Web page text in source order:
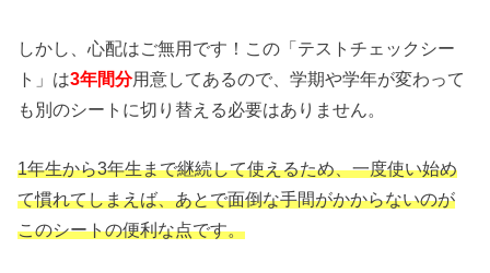
しかし、心配はご無用です！この「テストチェックシー
ト」は3年間分用意してあるので、学期や学年が変わって
も別のシートに切り替える必要はありません。
1年生から3年生まで継続して使えるため、一度使い始め
て慣れてしまえば、あとで面倒な手間がかからないのが
このシートの便利な点です。